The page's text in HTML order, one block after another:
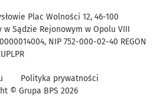
Plac Wolności 12, 46-100
w Sądzie Rejonowym w Opolu VIII
NIP 752-000-02-40 REGON
Polityka prywatności
© Grupa BPS 2026